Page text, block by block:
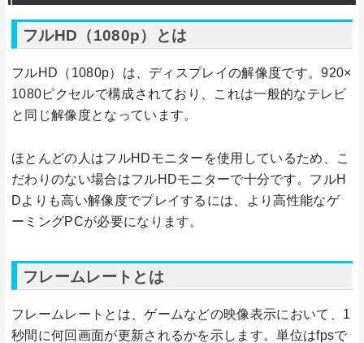
フルHD（1080p）とは
フルHD（1080p）は、ディスプレイの解像度です。920×
1080ピクセルで構成されており、これは一般的なテレビ
と同じ解像度となっています。
ほとんどの人はフルHDモニターを使用しているため、こ
だわりのない場合はフルHDモニターで十分です。フルH
Dよりも高い解像度でプレイするには、より高性能なゲ
ーミングPCが必要になります。
フレームレートとは
フレームレートとは、ゲームなどの映像表示において、1
秒間に何回画面が更新されるかを示します。単位はfpsで